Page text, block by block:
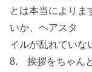
とは本当によりま
いか、ヘアスタ
イルが乱れていな
8. 挨拶をちゃん